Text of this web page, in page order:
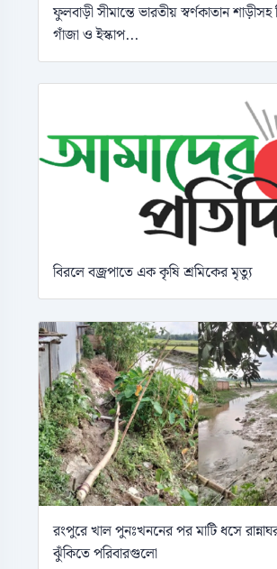
ফুলবাড়ী সীমান্তে ভারতীয় স্বর্ণকাতান
গাঁজা ও ইস্কাপ...
বিরলে বজ্রপাতে এক কৃষি শ্রমিকের মৃত্যু
রংপুরে খাল পুনঃখননের পর মাটি ধসে
ঝুঁকিতে পরিবারগুলো